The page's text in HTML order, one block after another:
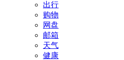
出行
购物
网盘
邮箱
天气
健康